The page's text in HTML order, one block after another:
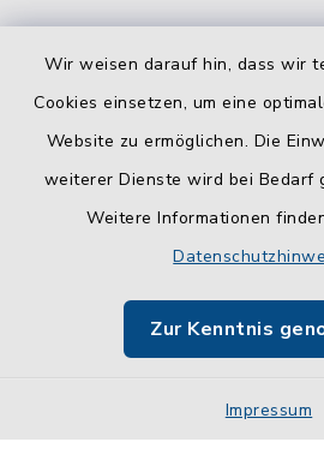
Wir weisen darauf hin, dass wir
Cookies einsetzen, um eine
Website zu ermöglichen. Die
weiterer Dienste wird bei Bedarf
Weitere Informationen
Zur Kenntnis
Impressum
Sitemap